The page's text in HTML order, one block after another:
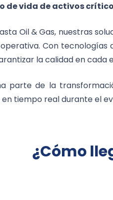
de vida de activos
Oil & Gas, nuestras
Con tecnologías
la calidad en cada
parte de la
tiempo real durante el
¿Cómo